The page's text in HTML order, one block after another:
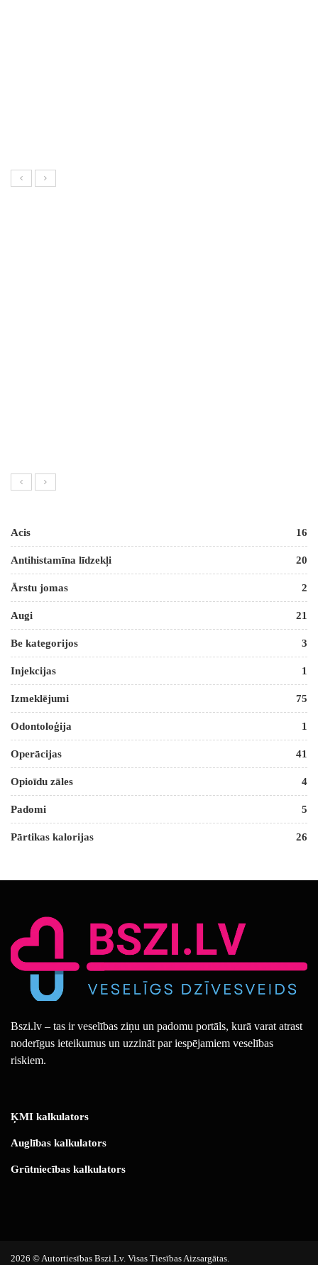
Acis 16
Antihistamīna līdzekļi 20
Ārstu jomas 2
Augi 21
Be kategorijos 3
Injekcijas 1
Izmeklējumi 75
Odontoloģija 1
Operācijas 41
Opioīdu zāles 4
Padomi 5
Pārtikas kalorijas 26
Bszi.lv – tas ir veselības ziņu un padomu portāls, kurā varat atrast
noderīgus ieteikumus un uzzināt par iespējamiem veselības
riskiem.
ĶMI kalkulators
Auglības kalkulators
Grūtniecības kalkulators
2026 © Autortiesības Bszi.lv. Visas Tiesības Aizsargātas.